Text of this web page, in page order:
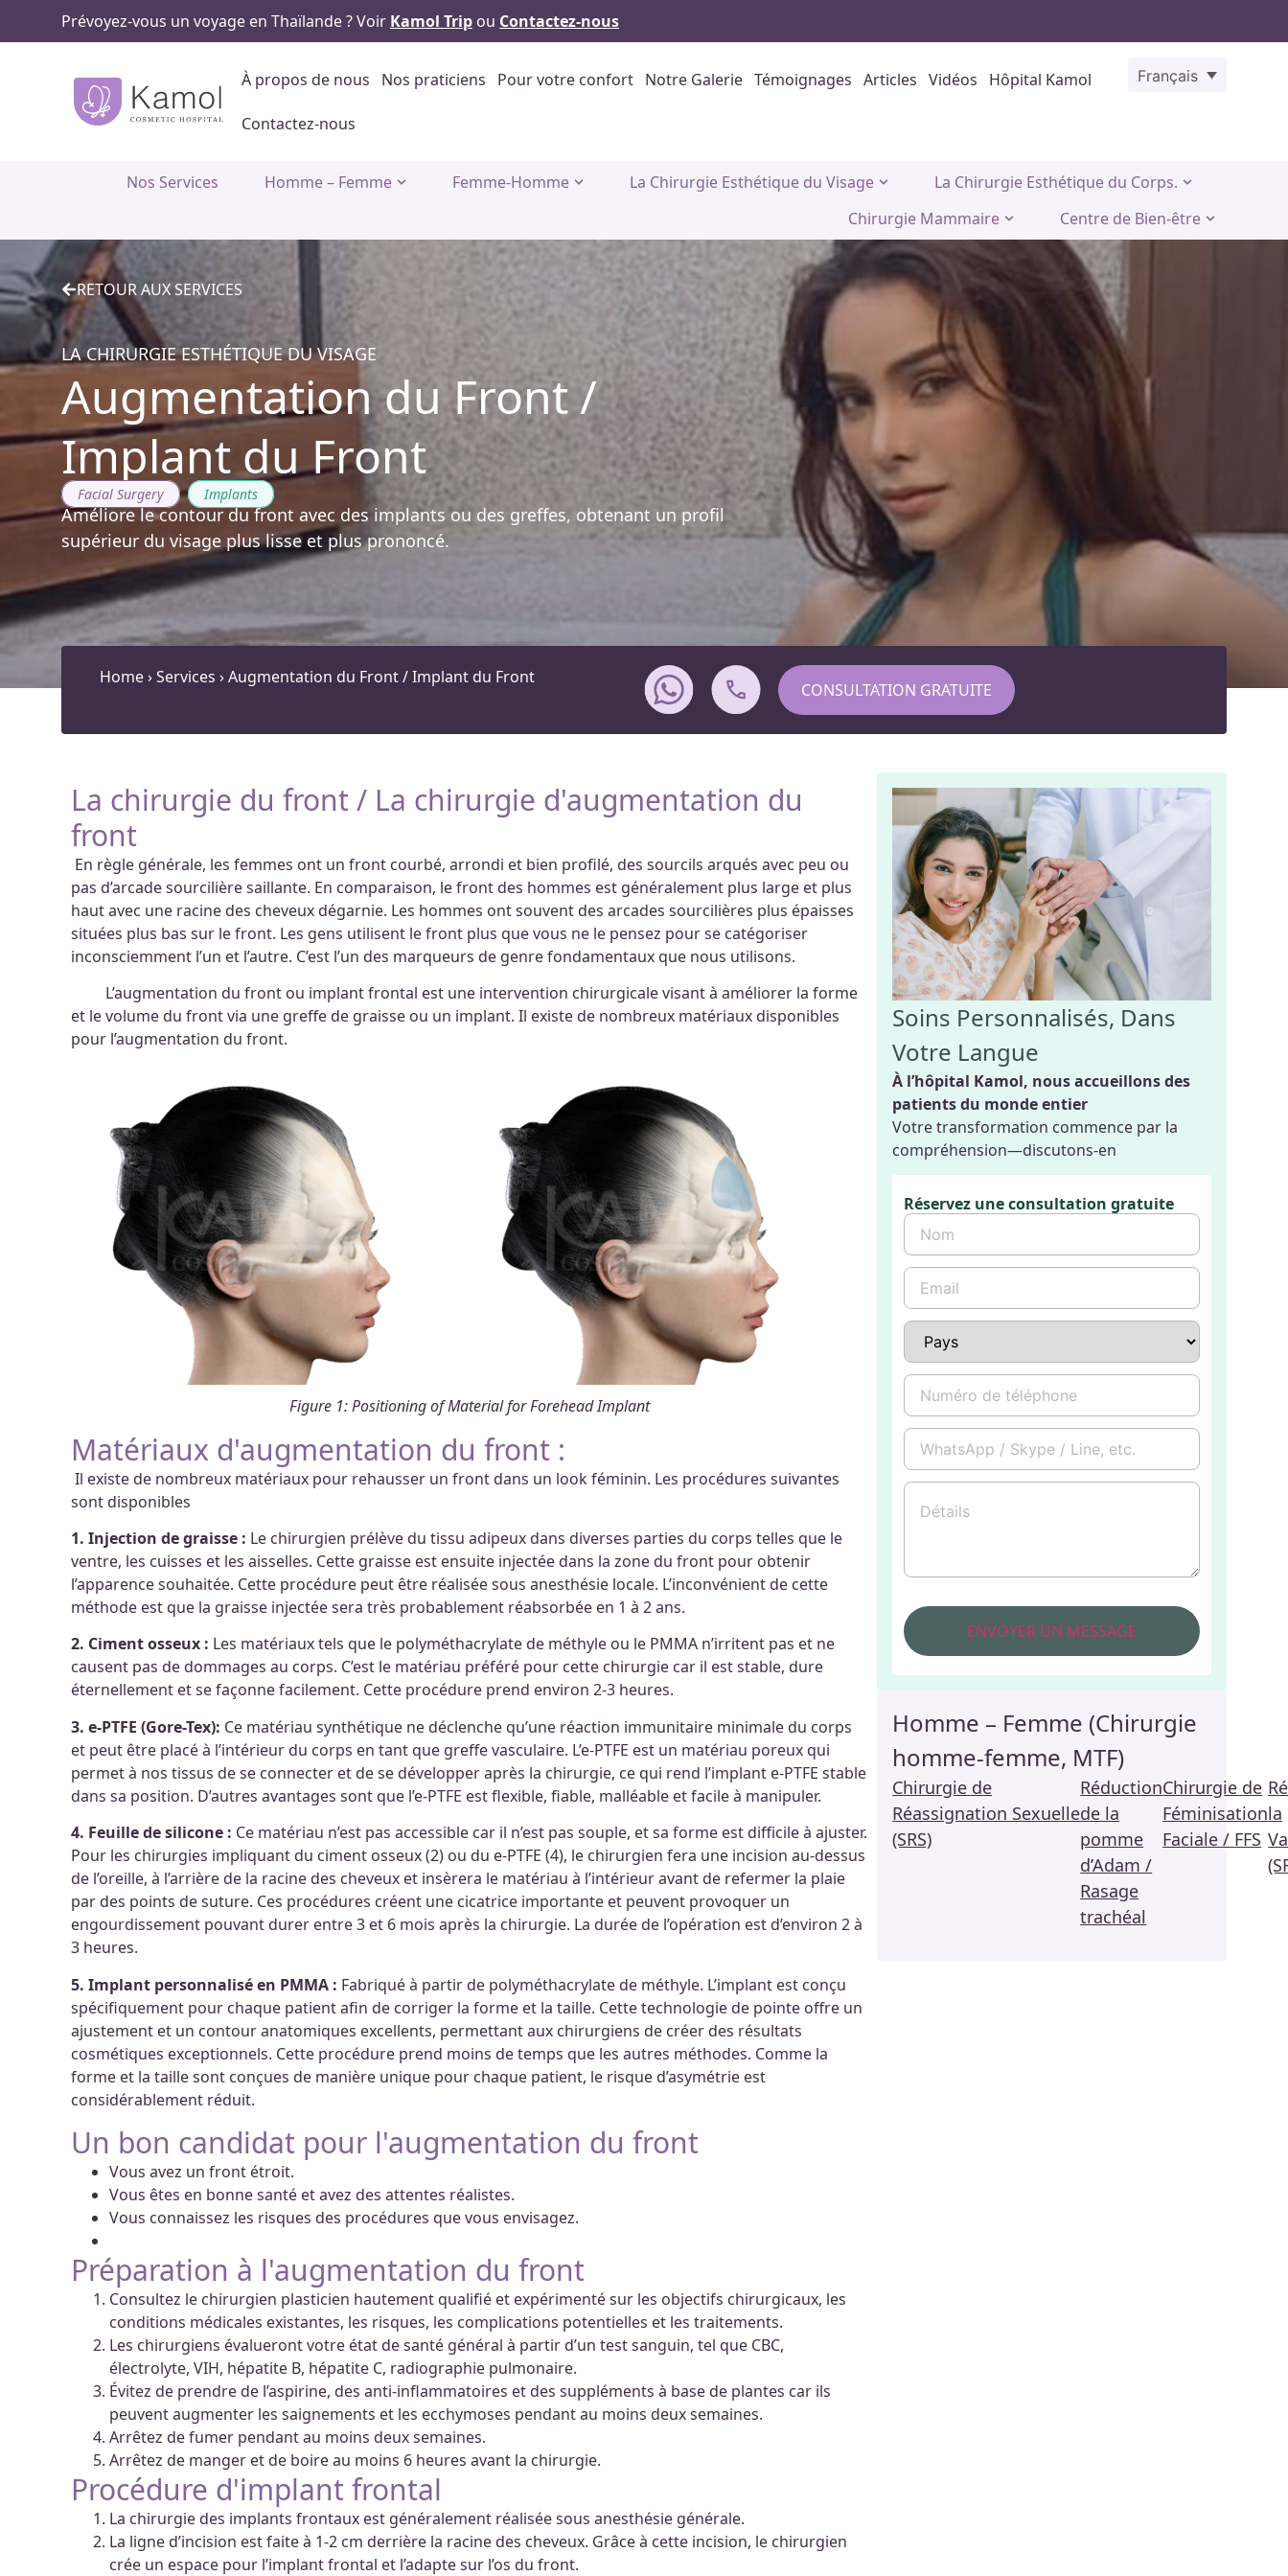
Prévoyez-vous un voyage en Thaïlande ? Voir Kamol Trip ou Contactez-nous
À propos de nous Nos praticiens Pour votre confort Notre Galerie Témoignages Articles Vidéos Hôpital Kamol
Contactez-nous
Français
Nos Services Homme – Femme Femme-Homme La Chirurgie Esthétique du Visage
La Chirurgie Esthétique du Corps.
Chirurgie Mammaire
Centre de Bien-être
RETOUR AUX SERVICES
LA CHIRURGIE ESTHÉTIQUE DU VISAGE
Augmentation du Front /
Implant du Front
Facial Surgery , Implants
Améliore le contour du front avec des implants ou des greffes, obtenant un profil
supérieur du visage plus lisse et plus prononcé.
Home›Services ›Augmentation du Front / Implant du Front
CONSULTATION GRATUITE
La chirurgie du front / La chirurgie d'augmentation du
front
En règle générale, les femmes ont un front courbé, arrondi et bien profilé, des sourcils arqués avec peu ou
pas d’arcade sourcilière saillante. En comparaison, le front des hommes est généralement plus large et plus
haut avec une racine des cheveux dégarnie. Les hommes ont souvent des arcades sourcilières plus épaisses
situées plus bas sur le front. Les gens utilisent le front plus que vous ne le pensez pour se catégoriser
inconsciemment l’un et l’autre. C’est l’un des marqueurs de genre fondamentaux que nous utilisons.
L’augmentation du front ou implant frontal est une intervention chirurgicale visant à améliorer la forme
et le volume du front via une greffe de graisse ou un implant. Il existe de nombreux matériaux disponibles
pour l’augmentation du front.
Figure 1: Positioning of Material for Forehead Implant
Matériaux d'augmentation du front :
Il existe de nombreux matériaux pour rehausser un front dans un look féminin. Les procédures suivantes
sont disponibles
1. Injection de graisse : Le chirurgien prélève du tissu adipeux dans diverses parties du corps telles que le
ventre, les cuisses et les aisselles. Cette graisse est ensuite injectée dans la zone du front pour obtenir
l’apparence souhaitée. Cette procédure peut être réalisée sous anesthésie locale. L’inconvénient de cette
méthode est que la graisse injectée sera très probablement réabsorbée en 1 à 2 ans.
2. Ciment osseux : Les matériaux tels que le polyméthacrylate de méthyle ou le PMMA n’irritent pas et ne
causent pas de dommages au corps. C’est le matériau préféré pour cette chirurgie car il est stable, dure
éternellement et se façonne facilement. Cette procédure prend environ 2-3 heures.
3. e-PTFE (Gore-Tex): Ce matériau synthétique ne déclenche qu’une réaction immunitaire minimale du corps
et peut être placé à l’intérieur du corps en tant que greffe vasculaire. L’e-PTFE est un matériau poreux qui
permet à nos tissus de se connecter et de se développer après la chirurgie, ce qui rend l’implant e-PTFE stable
dans sa position. D’autres avantages sont que l’e-PTFE est flexible, fiable, malléable et facile à manipuler.
4. Feuille de silicone : Ce matériau n’est pas accessible car il n’est pas souple, et sa forme est difficile à ajuster.
Pour les chirurgies impliquant du ciment osseux (2) ou du e-PTFE (4), le chirurgien fera une incision au-dessus
de l’oreille, à l’arrière de la racine des cheveux et insèrera le matériau à l’intérieur avant de refermer la plaie
par des points de suture. Ces procédures créent une cicatrice importante et peuvent provoquer un
engourdissement pouvant durer entre 3 et 6 mois après la chirurgie. La durée de l’opération est d’environ 2 à
3 heures.
5. Implant personnalisé en PMMA : Fabriqué à partir de polyméthacrylate de méthyle. L’implant est conçu
spécifiquement pour chaque patient afin de corriger la forme et la taille. Cette technologie de pointe offre un
ajustement et un contour anatomiques excellents, permettant aux chirurgiens de créer des résultats
cosmétiques exceptionnels. Cette procédure prend moins de temps que les autres méthodes. Comme la
forme et la taille sont conçues de manière unique pour chaque patient, le risque d’asymétrie est
considérablement réduit.
Un bon candidat pour l'augmentation du front
Vous avez un front étroit.
Vous êtes en bonne santé et avez des attentes réalistes.
Vous connaissez les risques des procédures que vous envisagez.
Préparation à l'augmentation du front
Consultez le chirurgien plasticien hautement qualifié et expérimenté sur les objectifs chirurgicaux, les
conditions médicales existantes, les risques, les complications potentielles et les traitements.
Les chirurgiens évalueront votre état de santé général à partir d’un test sanguin, tel que CBC,
électrolyte, VIH, hépatite B, hépatite C, radiographie pulmonaire.
Évitez de prendre de l’aspirine, des anti-inflammatoires et des suppléments à base de plantes car ils
peuvent augmenter les saignements et les ecchymoses pendant au moins deux semaines.
Arrêtez de fumer pendant au moins deux semaines.
Arrêtez de manger et de boire au moins 6 heures avant la chirurgie.
Procédure d'implant frontal
La chirurgie des implants frontaux est généralement réalisée sous anesthésie générale.
La ligne d’incision est faite à 1-2 cm derrière la racine des cheveux. Grâce à cette incision, le chirurgien
crée un espace pour l’implant frontal et l’adapte sur l’os du front.
Soins Personnalisés, Dans
Votre Langue
À l’hôpital Kamol, nous accueillons des
patients du monde entier
Votre transformation commence par la
compréhension—discutons-en
Réservez une consultation gratuite
Homme – Femme (Chirurgie
homme-femme, MTF)
Chirurgie de
Réassignation Sexuelle
(SRS)
Réduction
de la
pomme
d’Adam /
Rasage
trachéal
Chirurgie de
Féminisation
Faciale / FFS
la